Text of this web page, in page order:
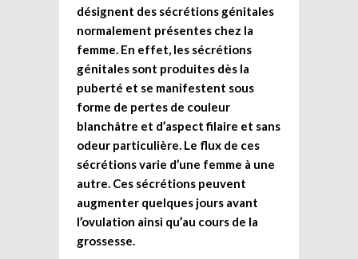
désignent des sécrétions génitales
normalement présentes chez la
femme. En effet, les sécrétions
génitales sont produites dès la
puberté et se manifestent sous
forme de pertes de couleur
blanchâtre et d’aspect filaire et sans
odeur particulière. Le flux de ces
sécrétions varie d’une femme à une
autre. Ces sécrétions peuvent
augmenter quelques jours avant
l’ovulation ainsi qu’au cours de la
grossesse.